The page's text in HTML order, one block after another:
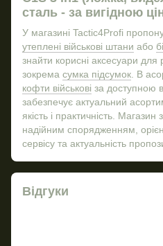
Сокира купить
Термокружки магазин
Запальничка купити
Зимові тактичні берці
сталь - за вигідною
У магазині Tactic4Profi
утеплені військові штани або
знайти корисні аксесуари для
зокрема сумка підсумок. В
кофти військові за доступною
забезпечує актуальний
якість і практичність. Магазин
надійним спорядженням,
сервісу та актуальність
Відгуки